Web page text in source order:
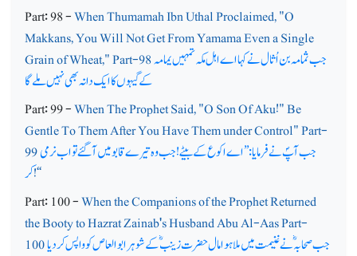
Part: 98 -When Thumamah Ibn Uthal Proclaimed, "O
Makkans, You Will Not Get From Yamama Even a Single
Grain of Wheat," Part-98جب ثمامہ بن اُثال نے کہا اے اہل مکہ تمہیں یمامہ
کے گیہوں کا ایک دانہ بھی نہیں ملے گا
Part: 99 -When The Prophet Said, "O Son Of Aku!" Be
Gentle To Them After You Have Them under Control" Part-
99جب آپؐ نے فرمایا: ’’اے اکوع کے بیٹے! جب وہ تیرے قابو میں آگئے تو اب نرمی
کر!‘‘
Part: 100 -When the Companions of the Prophet Returned
the Booty to Hazrat Zainab's Husband Abu Al-Aas Part-
100جب صحابہؓ نے غنیمت میں ملا ہوا مال حضرت زینبؓ کے شوہر ابو العاص کو واپس کردیا